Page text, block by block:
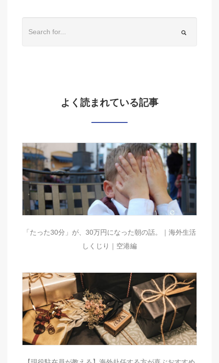
よく読まれている記事
「たった30分」が、30万円になった朝の話。｜海外生活
しくじり｜空港編